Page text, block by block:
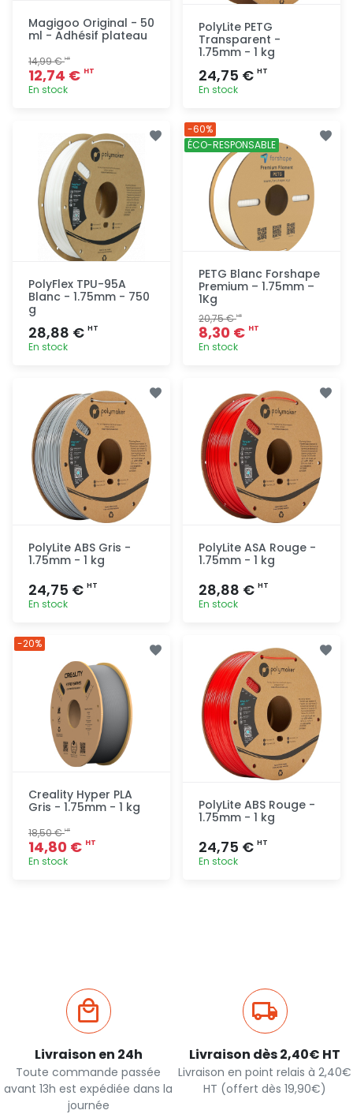
Magigoo Original - 50
ml - Adhésif plateau
14,99 €HT
12,74 € HT
En stock
rapide
PolyLite PETG
Transparent -
1.75mm - 1 kg
24,75 € HT
En stock
rapide
PolyFlex TPU-95A
Blanc - 1.75mm - 750
g
28,88 € HT
En stock
rapide
PETG Blanc Forshape
Premium – 1.75mm –
1Kg
20,75 €HT
8,30 € HT
En stock
rapide
-60%
ÉCO-RESPONSABLE
PolyLite ABS Gris -
1.75mm - 1 kg
24,75 € HT
En stock
PolyLite ASA Rouge -
1.75mm - 1 kg
28,88 € HT
En stock
rapide
Creality Hyper PLA
Gris - 1.75mm - 1 kg
18,50 €HT
14,80 € HT
En stock
-20%
PolyLite ABS Rouge -
1.75mm - 1 kg
24,75 € HT
En stock
Livraison en 24h
Toute commande passée
avant 13h est expédiée dans la
journée
Livraison dès 2,40€ HT
Livraison en point relais à 2,40€
HT (offert dès 19,90€)